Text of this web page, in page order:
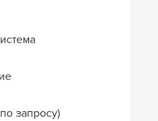
запросу)